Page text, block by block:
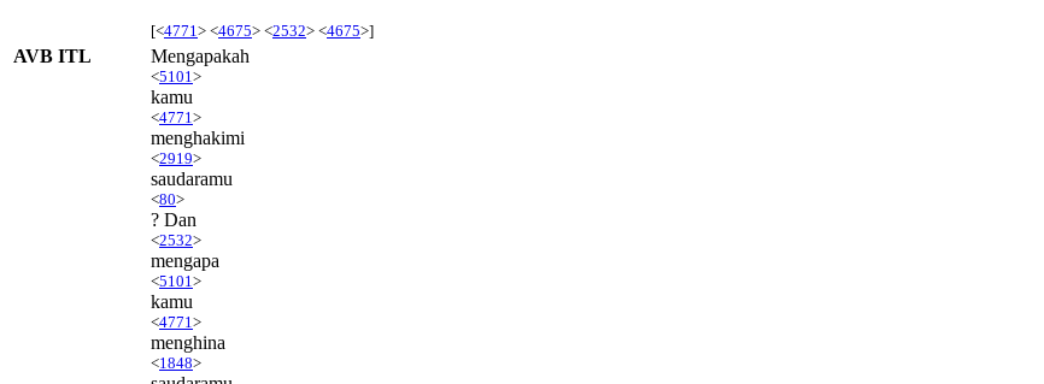
[<4771 > <4675> <2532> <4675>]
AVB ITL Mengapakah
<5101 >
kamu
<4771 >
menghakimi
<2919>
saudaramu
<80>
? Dan
<2532>
mengapa
<5101 >
kamu
<4771 >
menghina
<1848>